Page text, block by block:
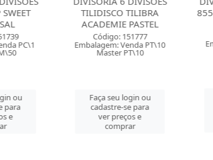
TILIDISCO TILIBRA
ACADEMIE PASTEL
Código: 151777
Embalagem: Venda PT\10
Master PT\10
Faça seu login ou
cadastre-se para
ver preços e
855 PVC ACP
Embalagem: